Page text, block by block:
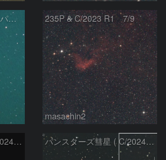
7月10日のC/2023 R1（パンスターズ彗星） 235P & C/2023 R1 7/9
masachin2
パンスターズ彗星 ( C/2024R4 )：2026/06/28 パンスターズ彗星 ( C/2024G4 )の予報位置：2026/06/23